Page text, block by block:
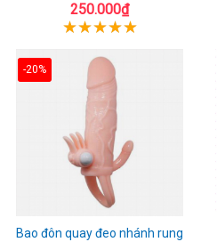
250.000₫
-20%
Bao đôn quay đeo nhánh rung